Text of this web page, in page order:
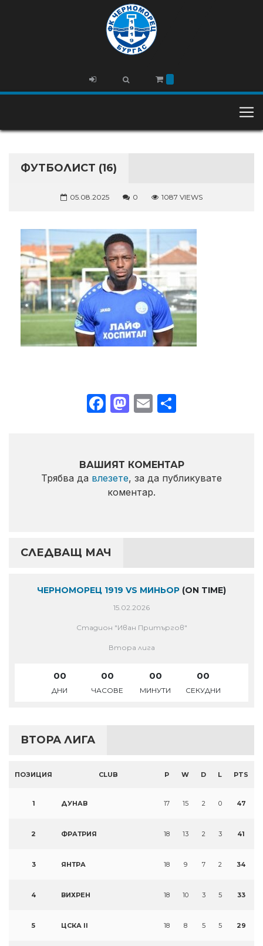
ФУТБОЛИСТ (16)
05.08.2025 0 1087 VIEWS
Facebook
Mastodon
Email
ВАШИЯТ КОМЕНТАР
Трябва да влезете, за да публикувате
коментар.
СЛЕДВАЩ МАЧ
ЧЕРНОМОРЕЦ 1919 VS МИНЬОР (ON TIME)
15.02.2026
Стадион "Иван Притъргов"
Втора лига
00
ДНИ
00
ЧАСОВЕ
00
МИНУТИ
00
СЕКУДНИ
ВТОРА ЛИГА
ПОЗИЦИЯ CLUB P W D L PTS
1 ДУНАВ 17 15 2 0 47
2 ФРАТРИЯ 18 13 2 3 41
3 ЯНТРА 18 9 7 2 34
4 ВИХРЕН 18 10 3 5 33
5 ЦСКА II 18 8 5 5 29